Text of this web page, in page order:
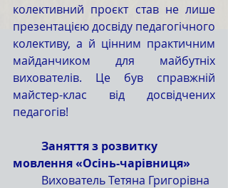
колективний проєкт став не лише
презентацією досвіду педагогічного
колективу, а й цінним практичним
майданчиком для майбутніх
вихователів. Це був справжній
майстер-клас від досвідчених
педагогів!
мовлення «Осінь-чарівниця»